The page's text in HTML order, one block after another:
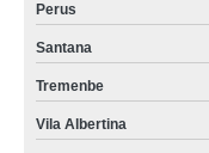
Perus
Santana
Tremenbe
Vila Albertina